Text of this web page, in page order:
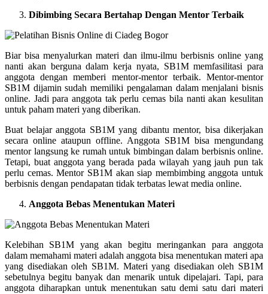
Dibimbing Secara Bertahap Dengan Mentor Terbaik
Biar bisa menyalurkan materi dan ilmu-ilmu berbisnis online yang
nanti akan berguna dalam kerja nyata, SB1M memfasilitasi para
anggota dengan memberi mentor-mentor terbaik. Mentor-mentor
SB1M dijamin sudah memiliki pengalaman dalam menjalani bisnis
online. Jadi para anggota tak perlu cemas bila nanti akan kesulitan
untuk paham materi yang diberikan.
Buat belajar anggota SB1M yang dibantu mentor, bisa dikerjakan
secara online ataupun offline. Anggota SB1M bisa mengundang
mentor langsung ke rumah untuk bimbingan dalam berbisnis online.
Tetapi, buat anggota yang berada pada wilayah yang jauh pun tak
perlu cemas. Mentor SB1M akan siap membimbing anggota untuk
berbisnis dengan pendapatan tidak terbatas lewat media online.
Anggota Bebas Menentukan Materi
Kelebihan SB1M yang akan begitu meringankan para anggota
dalam memahami materi adalah anggota bisa menentukan materi apa
yang disediakan oleh SB1M. Materi yang disediakan oleh SB1M
sebetulnya begitu banyak dan menarik untuk dipelajari. Tapi, para
anggota diharapkan untuk menentukan satu demi satu dari materi